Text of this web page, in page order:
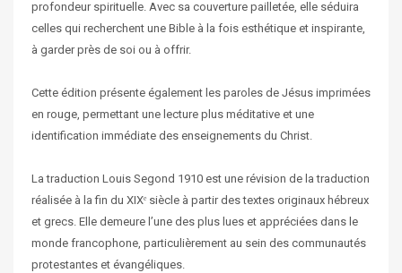
profondeur spirituelle. Avec sa couverture pailletée, elle séduira
celles qui recherchent une Bible à la fois esthétique et inspirante,
à garder près de soi ou à offrir.
Cette édition présente également les paroles de Jésus imprimées
en rouge, permettant une lecture plus méditative et une
identification immédiate des enseignements du Christ.
La traduction Louis Segond 1910 est une révision de la traduction
réalisée à la fin du XIXᵉ siècle à partir des textes originaux hébreux
et grecs. Elle demeure l’une des plus lues et appréciées dans le
monde francophone, particulièrement au sein des communautés
protestantes et évangéliques.